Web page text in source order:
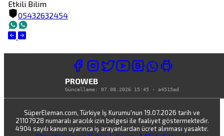
Etkili Bilim
05432632454
PROWEB
Güncelleme: 07.08.2026 15:45 · a4515ad
SüperEleman.com, Türkiye İş Kurumu'nun 19.07.2026 tarih ve
21107928 numaralı aracılık izin belgesi ile faaliyet göstermektedir.
4904 sayılı kanun uyarınca iş arayanlardan ücret alınması yasaktır.